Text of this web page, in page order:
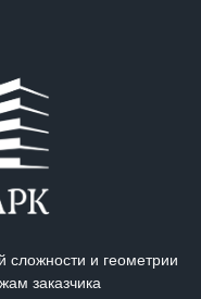
и геометрии
заказчика